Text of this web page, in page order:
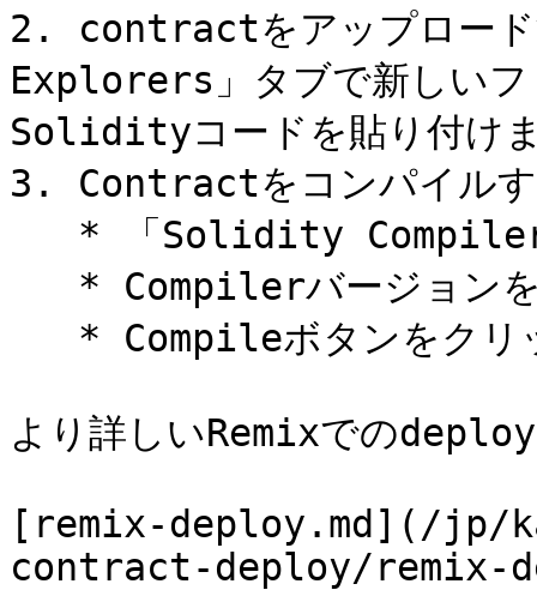
2. contractをアップロー
Explorers」タブで新しいフ
Solidityコードを貼り付け
3. Contractをコンパイル
より詳しいRemixでの
[remix-deploy.md](/jp/
contract-deploy/remix-